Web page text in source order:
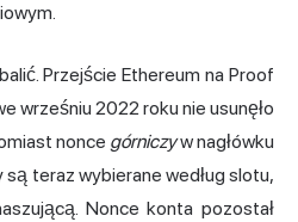
Przejście Ethereum na Proof
wrześniu 2022 roku nie usunęło
nonce górniczyw nagłówku
teraz wybierane według slotu,
Nonce konta pozostał